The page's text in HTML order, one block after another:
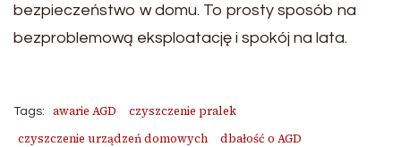
bezpieczeństwo w domu. To prosty sposób na
bezproblemową eksploatację i spokój na lata.
Tags: awarie AGD
czyszczenie pralek
czyszczenie urządzeń domowych
dbałość o AGD